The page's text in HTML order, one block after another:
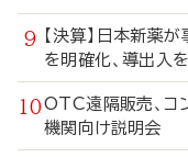
【決算】日本新
を明確化、導出入
OTC遠隔販売、コ
機関向け説明会